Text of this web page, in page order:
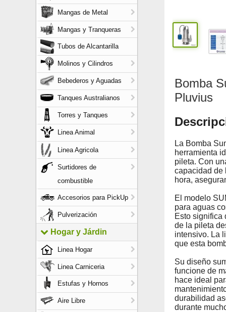
Mangas de Metal
Mangas y Tranqueras
Tubos de Alcantarilla
Molinos y Cilindros
Bebederos y Aguadas
Tanques Australianos
Torres y Tanques
Linea Animal
Linea Agricola
Surtidores de
combustible
Accesorios para PickUp
Pulverización
Hogar y Járdin
Linea Hogar
Linea Carniceria
Estufas y Hornos
Aire Libre
Bomba
Pluvius
La Bomba
herramienta
pileta. Con
capacidad de
hora,
El modelo
para aguas
Esto significa
de la pileta
intensivo. La
que esta
Su diseño
funcione de
hace ideal
durabilidad
durante